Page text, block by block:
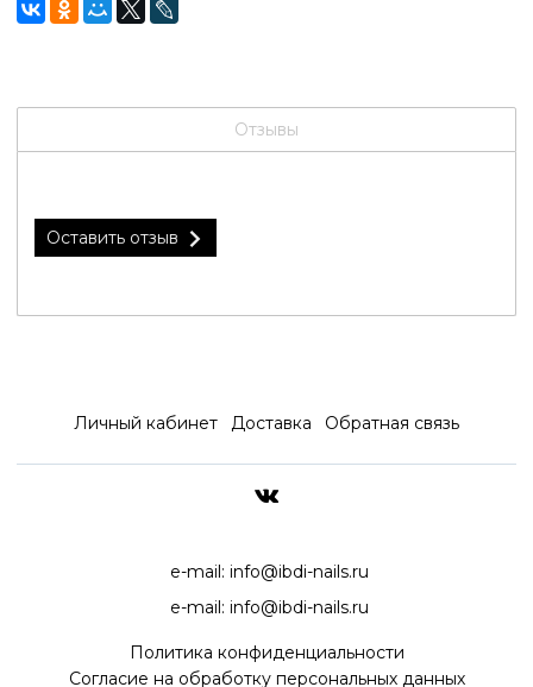
Отзывы
Оставить отзыв
Личный кабинет Доставка Обратная связь
e-mail: info@ibdi-nails.ru
e-mail: info@ibdi-nails.ru
Политика конфиденциальности
Согласие на обработку персональных данных